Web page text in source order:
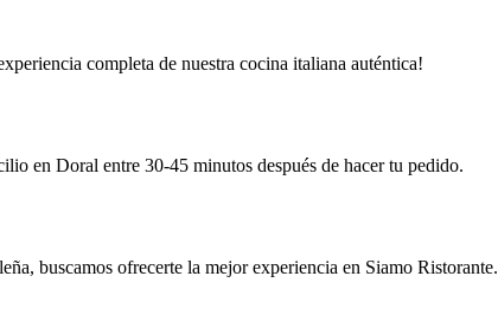
completa de nuestra cocina italiana auténtica!
en Doral entre 30-45 minutos después de hacer tu pedido.
buscamos ofrecerte la mejor experiencia en Siamo Ristorante.